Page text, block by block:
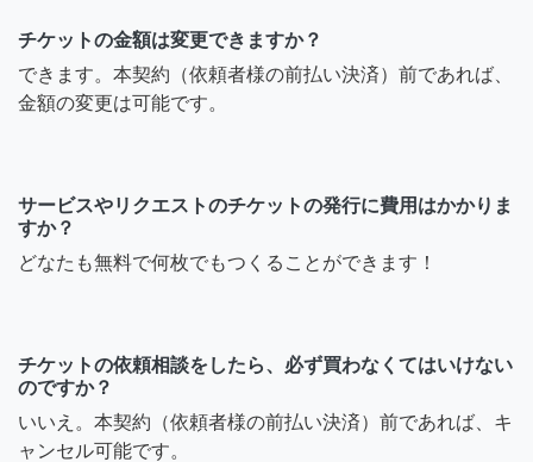
チケットの金額は変更できますか？
できます。本契約（依頼者様の前払い決済）前であれば、
金額の変更は可能です。
サービスやリクエストのチケットの発行に費用はかかりま
すか？
どなたも無料で何枚でもつくることができます！
チケットの依頼相談をしたら、必ず買わなくてはいけない
のですか？
いいえ。本契約（依頼者様の前払い決済）前であれば、キ
ャンセル可能です。